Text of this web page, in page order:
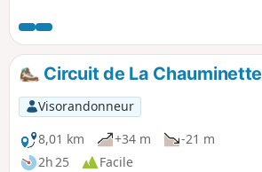
Circuit de La Chauminette
Visorandonneur
8,01 km
+34 m
-21 m
2h 25
Facile